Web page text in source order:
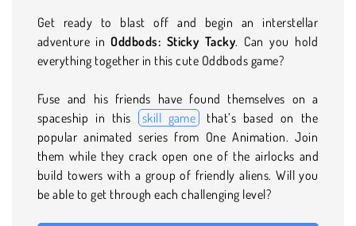
Get ready to blast off and begin an interstellar
adventure in Oddbods: Sticky Tacky. Can you hold
everything together in this cute Oddbods game?
Fuse and his friends have found themselves on a
spaceship in this
skill game
that’s based on the
popular animated series from One Animation. Join
them while they crack open one of the airlocks and
build towers with a group of friendly aliens. Will you
be able to get through each challenging level?